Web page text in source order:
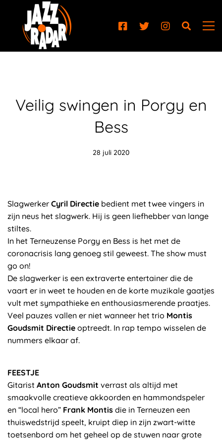
Veilig swingen in Porgy en
Bess
28 juli 2020
Slagwerker Cyril Directie bedient met twee vingers in
zijn neus het slagwerk. Hij is geen liefhebber van lange
stiltes.
In het Terneuzense Porgy en Bess is het met de
coronacrisis lang genoeg stil geweest. The show must
go on!
De slagwerker is een extraverte entertainer die de
vaart er in weet te houden en de korte muzikale gaatjes
vult met sympathieke en enthousiasmerende praatjes.
Veel pauzes vallen er niet wanneer het trio Montis
Goudsmit Directie optreedt. In rap tempo wisselen de
nummers elkaar af.
FEESTJE
Gitarist Anton Goudsmit verrast als altijd met
smaakvolle creatieve akkoorden en hammondspeler
en “local hero” Frank Montis die in Terneuzen een
thuiswedstrijd speelt, kruipt diep in zijn zwart-witte
toetsenbord om het geheel op de stuwen naar grote